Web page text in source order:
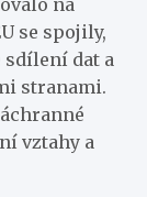
se spojily,
dat a
stranami.
vztahy a